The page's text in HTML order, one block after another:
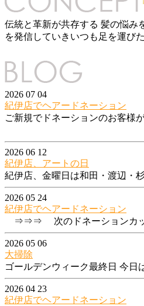
伝統と革新が共存する 髪の悩み
を発信していきいつも足を運び
2026 07 04
紀伊店でヘアードネーション
ご新規でドネーションのお客
2026 06 12
紀伊店、アートの日
紀伊店、金曜日は和田・渡辺・
2026 05 24
紀伊店でヘアードネーション
⇒⇒⇒ 次のドネーションカッ
2026 05 06
大掃除
ゴールデンウィーク最終日 今
2026 04 23
紀伊店でヘアードネーション